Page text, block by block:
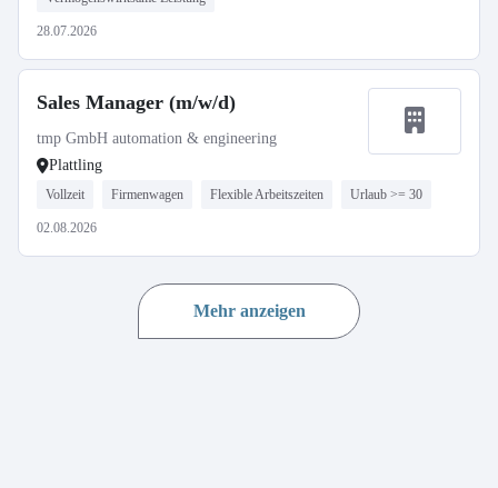
28.07.2026
Sales Manager (m/w/d)
tmp GmbH automation & engineering
Plattling
Vollzeit Firmenwagen Flexible Arbeitszeiten Urlaub >= 30
02.08.2026
Mehr anzeigen